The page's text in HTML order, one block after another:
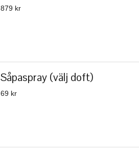
879 kr
Såpaspray (välj doft)
69 kr